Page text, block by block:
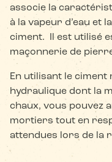
associe la
à la vapeur d’eau et
ciment. Il est utilisé
maçonnerie de
En utilisant le
hydraulique dont la
chaux, vous pouvez
mortiers tout en
attendues lors de la